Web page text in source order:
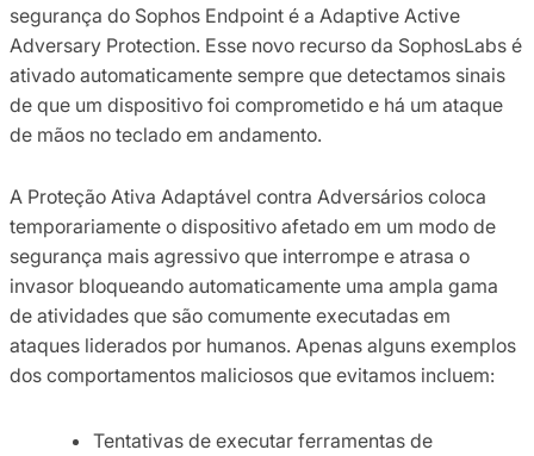
segurança do Sophos Endpoint é a Adaptive Active
Adversary Protection. Esse novo recurso da SophosLabs é
ativado automaticamente sempre que detectamos sinais
de que um dispositivo foi comprometido e há um ataque
de mãos no teclado em andamento.
A Proteção Ativa Adaptável contra Adversários coloca
temporariamente o dispositivo afetado em um modo de
segurança mais agressivo que interrompe e atrasa o
invasor bloqueando automaticamente uma ampla gama
de atividades que são comumente executadas em
ataques liderados por humanos. Apenas alguns exemplos
dos comportamentos maliciosos que evitamos incluem:
Tentativas de executar ferramentas de